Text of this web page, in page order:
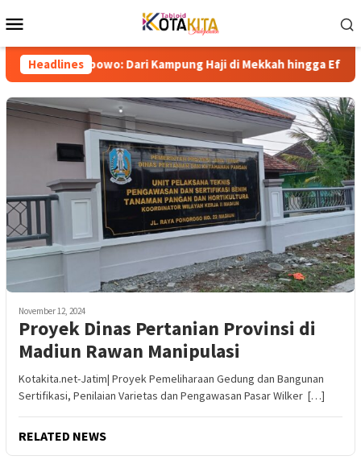
to
Menu
Headlines
Prabowo: Dari Kampung Haji di Mekkah hingga Efisiensi BUMN
November 12, 2024
Proyek Dinas Pertanian Provinsi di
Madiun Rawan Manipulasi
Kotakita.net-Jatim| Proyek Pemeliharaan Gedung dan Bangunan
Sertifikasi, Penilaian Varietas dan Pengawasan Pasar Wilker […]
RELATED NEWS